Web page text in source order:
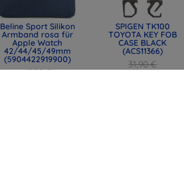
Beline Sport Silikon
Armband rosa für
Apple Watch
42/44/45/49mm
(5904422919900)
47,90 €
SPIGEN TK100
TOYOTA KEY FOB
CASE BLACK
(ACS11366)
31,90 €